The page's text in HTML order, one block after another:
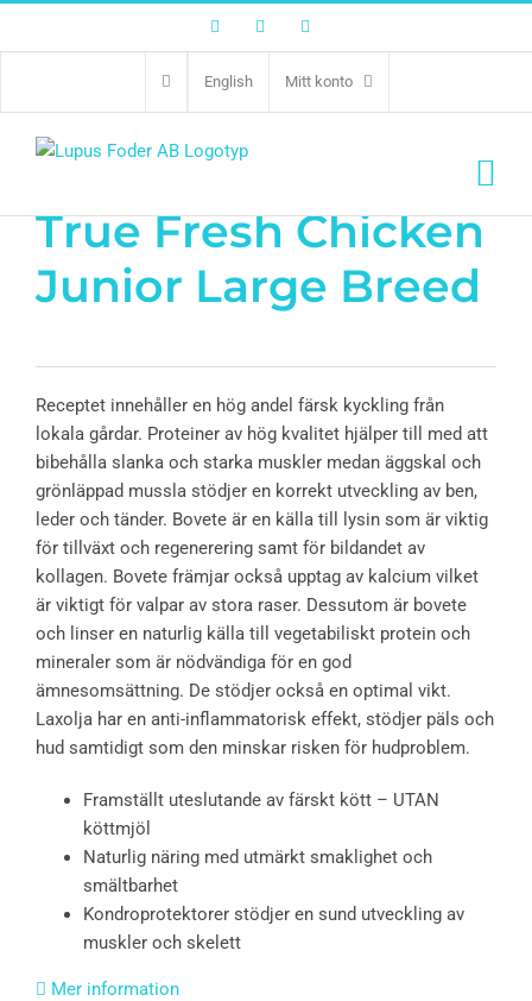
FacebookTwitter
English Mitt konto
True Fresh Chicken
Junior Large Breed
Receptet innehåller en hög andel färsk kyckling från
lokala gårdar. Proteiner av hög kvalitet hjälper till med att
bibehålla slanka och starka muskler medan äggskal och
grönläppad mussla stödjer en korrekt utveckling av ben,
leder och tänder. Bovete är en källa till lysin som är viktig
för tillväxt och regenerering samt för bildandet av
kollagen. Bovete främjar också upptag av kalcium vilket
är viktigt för valpar av stora raser. Dessutom är bovete
och linser en naturlig källa till vegetabiliskt protein och
mineraler som är nödvändiga för en god
ämnesomsättning. De stödjer också en optimal vikt.
Laxolja har en anti-inflammatorisk effekt, stödjer päls och
hud samtidigt som den minskar risken för hudproblem.
Framställt uteslutande av färskt kött – UTAN
köttmjöl
Naturlig näring med utmärkt smaklighet och
smältbarhet
Kondroprotektorer stödjer en sund utveckling av
muskler och skelett
Mer information